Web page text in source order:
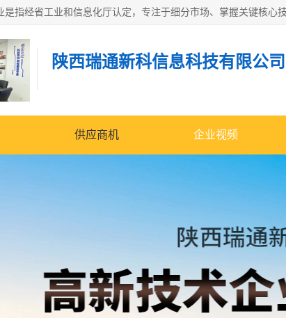
陕西瑞通新科信息科技有限公司
供应商机 企业视频